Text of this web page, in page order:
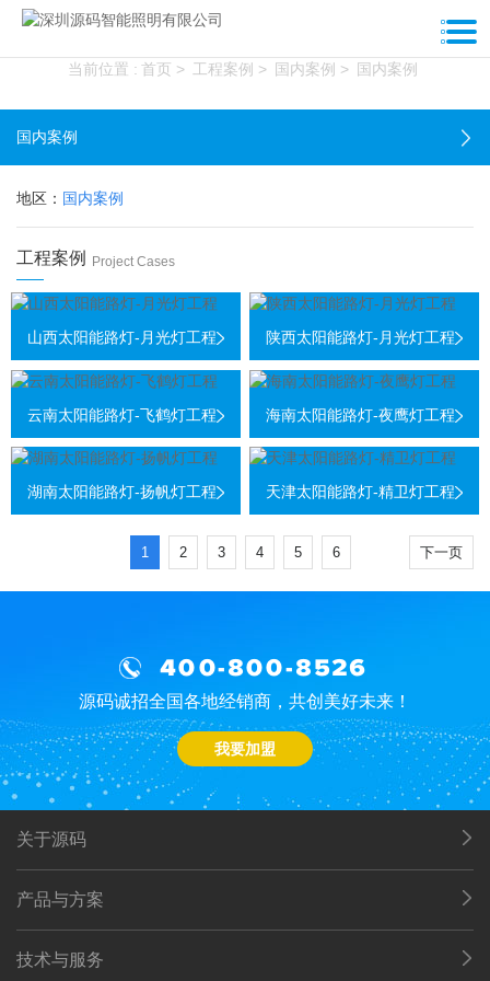
当前位置 : 首页 > 工程案例 > 国内案例 > 国内案例
国内案例
地区： 国内案例
工程案例 Project Cases
山西太阳能路灯-月光灯工程 陕西太阳能路灯-月光灯工程
云南太阳能路灯-飞鹤灯工程 海南太阳能路灯-夜鹰灯工程
湖南太阳能路灯-扬帆灯工程 天津太阳能路灯-精卫灯工程
1 2 3 4 5 6 下一页
400-800-8526
源码诚招全国各地经销商，共创美好未来！
我要加盟
关于源码
产品与方案
技术与服务